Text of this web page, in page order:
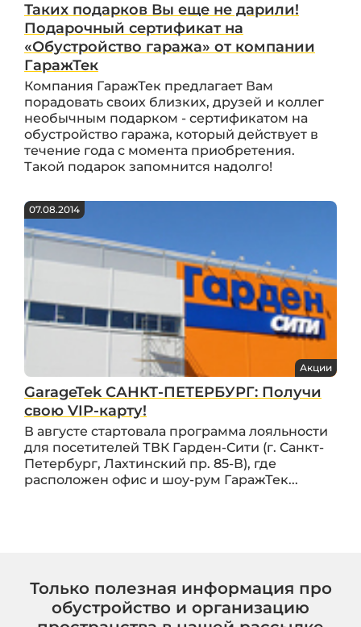
Таких подарков Вы еще не дарили!
Подарочный сертификат на
«Обустройство гаража» от компании
ГаражТек
Компания ГаражТек предлагает Вам
порадовать своих близких, друзей и коллег
необычным подарком - сертификатом на
обустройство гаража, который действует в
течение года с момента приобретения.
Такой подарок запомнится надолго!
07.08.2014
Акции
GarageTek САНКТ-ПЕТЕРБУРГ: Получи
свою VIP-карту!
В августе стартовала программа лояльности
для посетителей ТВК Гарден-Сити (г. Санкт-
Петербург, Лахтинский пр. 85-В), где
расположен офис и шоу-рум ГаражТек...
Только полезная информация про
обустройство и организацию